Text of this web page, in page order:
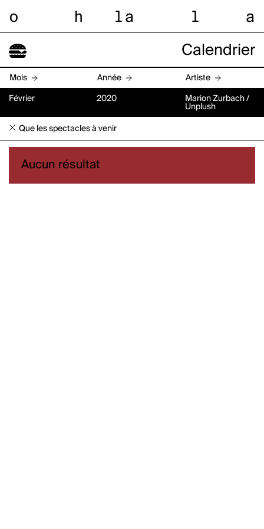
o h l a l a
Calendrier
Mois Année Artiste
Février 2020
Marion Zurbach /
Unplush
Que les spectacles à venir
Aucun résultat